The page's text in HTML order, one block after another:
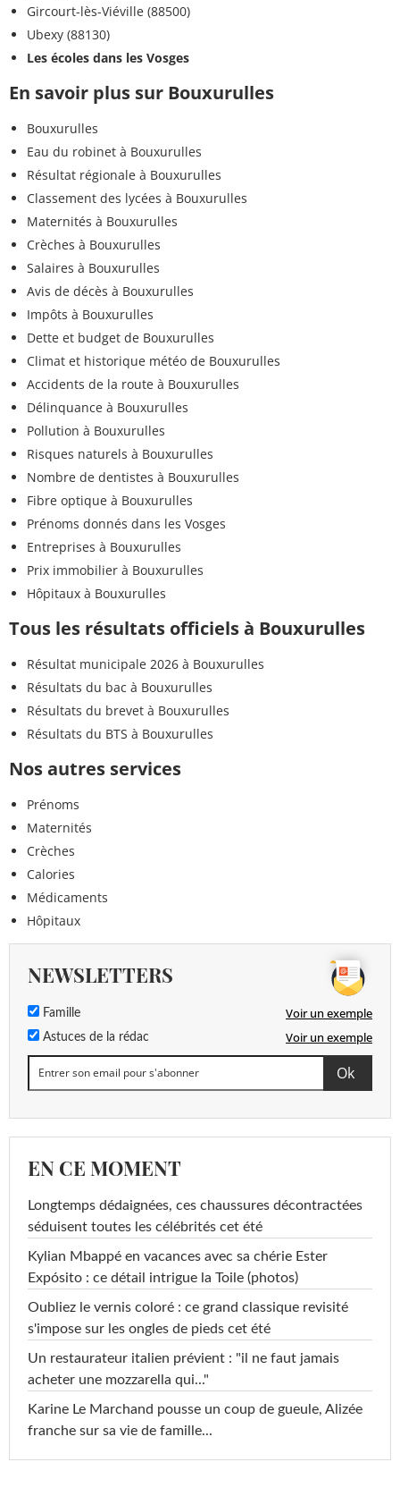
Gircourt-lès-Viéville (88500)
Ubexy (88130)
Les écoles dans les Vosges
En savoir plus sur Bouxurulles
Bouxurulles
Eau du robinet à Bouxurulles
Résultat régionale à Bouxurulles
Classement des lycées à Bouxurulles
Maternités à Bouxurulles
Crèches à Bouxurulles
Salaires à Bouxurulles
Avis de décès à Bouxurulles
Impôts à Bouxurulles
Dette et budget de Bouxurulles
Climat et historique météo de Bouxurulles
Accidents de la route à Bouxurulles
Délinquance à Bouxurulles
Pollution à Bouxurulles
Risques naturels à Bouxurulles
Nombre de dentistes à Bouxurulles
Fibre optique à Bouxurulles
Prénoms donnés dans les Vosges
Entreprises à Bouxurulles
Prix immobilier à Bouxurulles
Hôpitaux à Bouxurulles
Tous les résultats officiels à Bouxurulles
Résultat municipale 2026 à Bouxurulles
Résultats du bac à Bouxurulles
Résultats du brevet à Bouxurulles
Résultats du BTS à Bouxurulles
Nos autres services
Prénoms
Maternités
Crèches
Calories
Médicaments
Hôpitaux
NEWSLETTERS
Famille Voir un exemple
Astuces de la rédac Voir un exemple
EN CE MOMENT
Longtemps dédaignées, ces chaussures décontractées
séduisent toutes les célébrités cet été
Kylian Mbappé en vacances avec sa chérie Ester
Expósito : ce détail intrigue la Toile (photos)
Oubliez le vernis coloré : ce grand classique revisité
s'impose sur les ongles de pieds cet été
Un restaurateur italien prévient : "il ne faut jamais
acheter une mozzarella qui..."
Karine Le Marchand pousse un coup de gueule, Alizée
franche sur sa vie de famille...